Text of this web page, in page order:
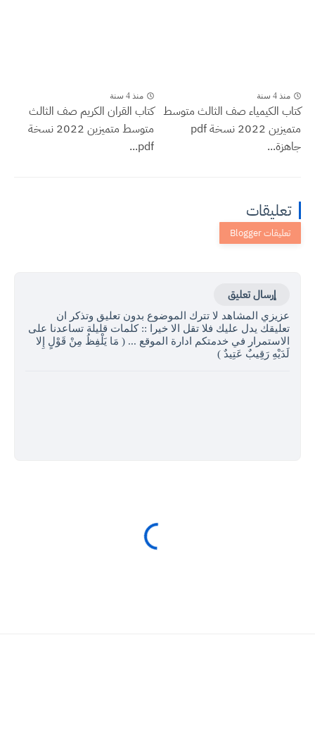
منذ 4 سنة
كتاب الكيمياء صف الثالث متوسط
متميزين 2022 نسخة pdf
جاهزة...
منذ 4 سنة
كتاب القران الكريم صف الثالث
متوسط متميزين 2022 نسخة
pdf...
تعليقات
إرسال تعليق
عزيزي المشاهد لا تترك الموضوع بدون تعليق وتذكر ان
تعليقك يدل عليك فلا تقل الا خيرا :: كلمات قليلة تساعدنا على
الاستمرار في خدمتكم ادارة الموقع ... ( مَا يَلْفِظُ مِنْ قَوْلٍ إِلا
لَدَيْهِ رَقِيبٌ عَتِيدٌ )